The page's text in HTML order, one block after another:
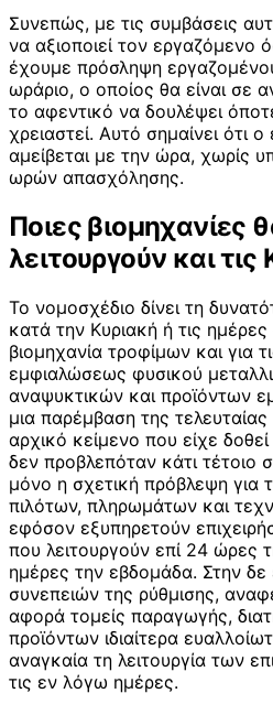
Συνεπώς, με τις συμβάσεις
να αξιοποιεί τον εργαζόμενο
έχουμε πρόσληψη
ωράριο, ο οποίος θα είναι σε
το αφεντικό να δουλέψει
χρειαστεί. Αυτό σημαίνει ότι
αμείβεται με την ώρα, χωρίς
ωρών απασχόλησης.
Ποιες βιομηχανίες
λειτουργούν και τις
Το νομοσχέδιο δίνει τη
κατά την Κυριακή ή τις ημέρες
βιομηχανία τροφίμων και για
εμφιαλώσεως φυσικού
αναψυκτικών και προϊόντων
μια παρέμβαση της
αρχικό κείμενο που είχε
δεν προβλεπόταν κάτι τέτοιο
μόνο η σχετική πρόβλεψη για
πιλότων, πληρωμάτων και
εφόσον εξυπηρετούν
που λειτουργούν επί 24 ώρες
ημέρες την εβδομάδα. Στην
συνεπειών της ρύθμισης,
αφορά τομείς παραγωγής,
προϊόντων ιδιαίτερα
αναγκαία τη λειτουργία των
τις εν λόγω ημέρες.